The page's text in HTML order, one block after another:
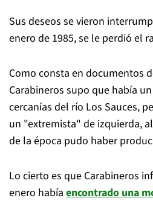
Sus deseos se vieron
enero de 1985, se le perdió el
Como consta en documentos
Carabineros supo que había
cercanías del río Los Sauces,
un "extremista" de izquierda,
de la época pudo haber
Lo cierto es que Carabineros
enero había encontrado una